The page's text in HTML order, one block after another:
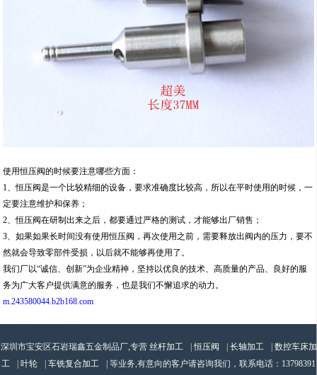
使用恒压阀的时候要注意哪些方面：
1、恒压阀是一个比较精细的设备，要求准确度比较高，所以在平时使用的时候，一
定要注意维护和保养；
2、恒压阀在研制出来之后，都要通过严格的测试，才能够出厂销售；
3、如果如果长时间没有使用恒压阀，再次使用之前，需要释放出阀内的压力，要不
然就会导致零部件受损，以后就不能够再使用了。
我们厂以“诚信、创新”为企业精神，坚持以优良的技术、高质量的产品、良好的服
务为广大客户提供满意的服务，也是我们不懈追求的动力。
m.243580044.b2b168.com
深圳市宝安区石岩瑞鑫五金制品厂,专营 丝杆加工 |恒压阀 长轴加工
数控车床加
工
叶轮 车铣复合加工 | 等业务,有意向的客户请咨询我们，联系电话： 13798391